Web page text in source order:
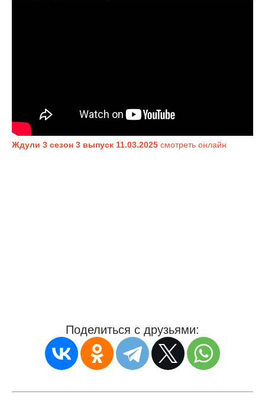
Ждули 3 сезон 3 выпуск 11.03.2025 смотреть онлайн
Поделиться с друзьями: